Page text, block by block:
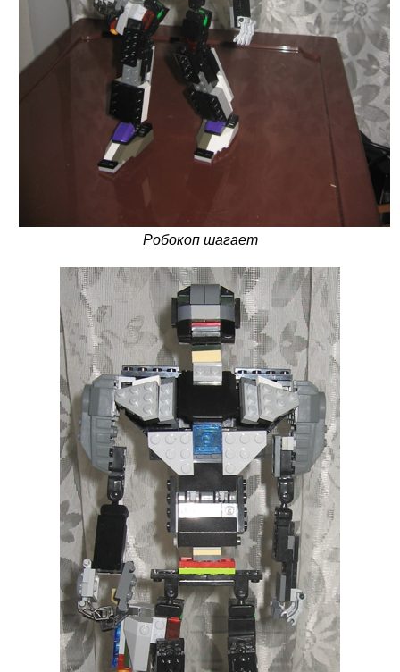
Робокоп шагает